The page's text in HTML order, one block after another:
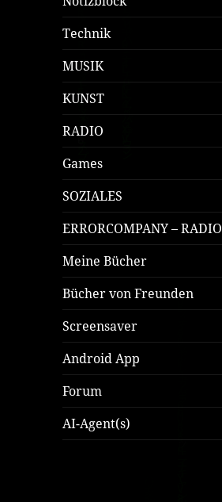
Technik
MUSIK
KUNST
RADIO
Games
SOZIALES
ERRORCOMPANY – RADIO
Meine Bücher
Bücher von Freunden
Screensaver
Android App
Forum
AI-Agent(s)